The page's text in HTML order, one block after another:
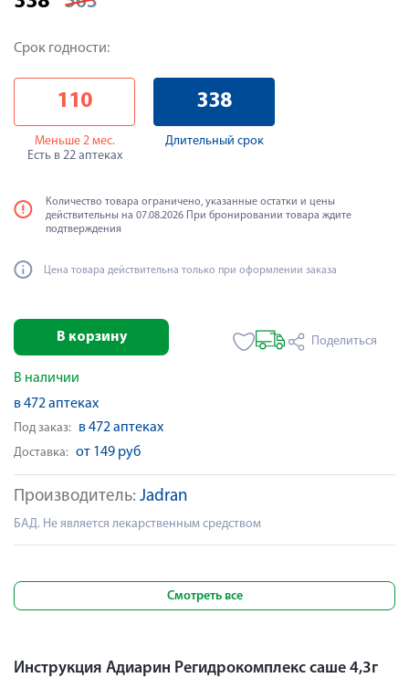
Производитель: Jadran
БАД. Не является лекарственным средством
Срок годности:
110
Меньше 2 мес.
Есть в 22 аптеках
338
Длительный срок
Количество товара ограничено, указанные остатки и цены
действительны на 07.08.2026 При бронировании товара ждите
подтверждения
Цена товара действительна только при оформлении заказа
В корзину Поделиться
В наличии
в 472 аптеках
Под заказ: в 472 аптеках
Доставка: от 149 руб
Смотреть все
Инструкция Адиарин Регидрокомплекс саше 4,3г